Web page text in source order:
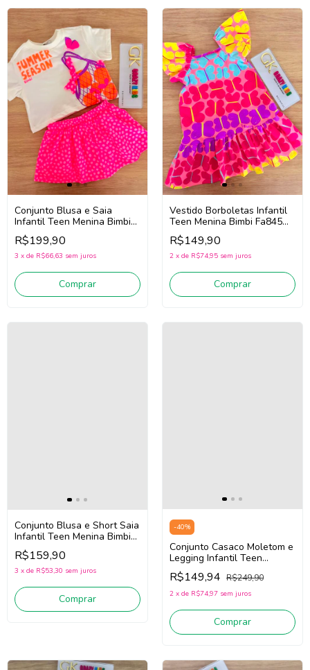
Conjunto Blusa e Saia
Infantil Teen Menina Bimbi
Fb156 (Off White/Rosa)
R$199,90
3 x de R$66,63 sem juros
Comprar
Vestido Borboletas Infantil
Teen Menina Bimbi Fa845
(Rosa/Amarelo)
R$149,90
2 x de R$74,95 sem juros
Comprar
Conjunto Blusa e Short Saia
Infantil Teen Menina Bimbi
Fb144 (/Off White/Azul)
R$159,90
3 x de R$53,30 sem juros
Comprar
-40%
Conjunto Casaco Moletom e
Legging Infantil Teen
Menina Bimbi FA797
(Verde/Rosa)
R$149,94 R$249,90
2 x de R$74,97 sem juros
Comprar